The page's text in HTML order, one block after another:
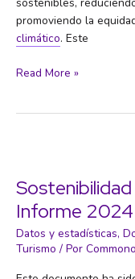
promoviendo la
climático. Este
Resumen
para
movernos
mejor
Read More »
Informe 2024
Datos y estadísticas,
Turismo / Por